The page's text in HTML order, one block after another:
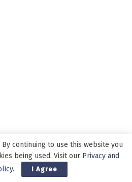
continuing to use this website you
being used. Visit our Privacy and
. I Agree